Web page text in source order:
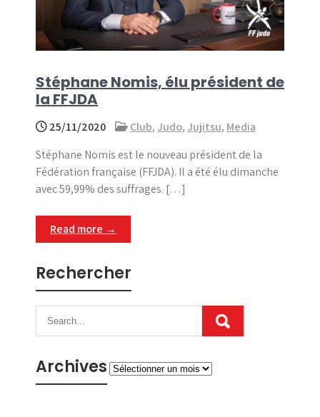
Stéphane Nomis, élu président de
la FFJDA
25/11/2020 Club, Judo, Jujitsu, Media
Stéphane Nomis est le nouveau président de la
Fédération française (FFJDA). Il a été élu dimanche
avec 59,99% des suffrages. […]
Read more →
Rechercher
ArchivesArchives